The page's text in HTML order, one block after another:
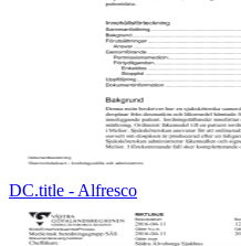
DC.title - Alfresco